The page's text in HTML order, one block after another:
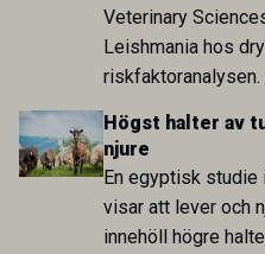
Veterinary
Leishmania hos
hög i Zarqa och
annat stallhållning.
har exponerats för
fungerar som
smittspridning.
Högst halter av
njure
En egyptisk studie
visar att lever och
innehöll högre